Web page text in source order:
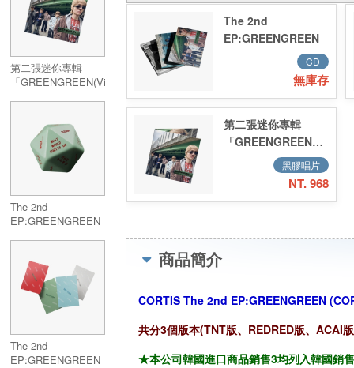
第二張迷你專輯
「GREENGREEN(Vinyl)」
The 2nd
EP:GREENGREEN
The 2nd
EP:GREENGREEN
The 2nd
EP:GREENGREEN
CD
無庫存
第二張迷你專輯
「GREENGREEN(Vinyl)
(韓國進口限量版黑
黑膠唱片
NT. 968
商品簡介
CORTIS The 2nd EP:GREENGREEN
共分3個版本(TNT版、REDRED版、ACAI
★本公司韓國進口商品銷售3均列入韓國銷